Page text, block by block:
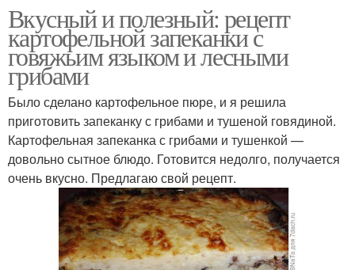
Вкусный и полезный: рецепт
картофельной запеканки с
говяжьим языком и лесными
грибами
Было сделано картофельное пюре, и я решила
приготовить запеканку с грибами и тушеной говядиной.
Картофельная запеканка с грибами и тушенкой —
довольно сытное блюдо. Готовится недолго, получается
очень вкусно. Предлагаю свой рецепт.